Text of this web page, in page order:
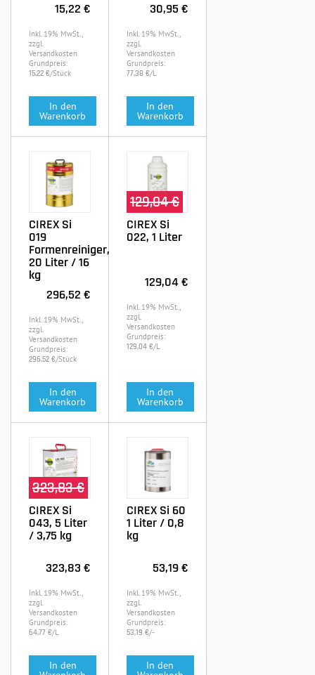
15,22 €
Inkl. 19% MwSt.,
zzgl.
Versandkosten
Grundpreis:
15,22 €/Stück
In den
Warenkorb
30,95 €
Inkl. 19% MwSt.,
zzgl.
Versandkosten
Grundpreis:
77,38 €/L
In den
Warenkorb
CIREX Si
019
Formenreiniger,
20 Liter / 16
kg
296,52 €
Inkl. 19% MwSt.,
zzgl.
Versandkosten
Grundpreis:
296,52 €/Stück
In den
Warenkorb
129,04 €
CIREX Si
022, 1 Liter
129,04 €
Inkl. 19% MwSt.,
zzgl.
Versandkosten
Grundpreis:
129,04 €/L
In den
Warenkorb
323,83 €
CIREX Si
043, 5 Liter
/ 3,75 kg
323,83 €
Inkl. 19% MwSt.,
zzgl.
Versandkosten
Grundpreis:
64,77 €/L
In den
CIREX Si 60
1 Liter / 0,8
kg
53,19 €
Inkl. 19% MwSt.,
zzgl.
Versandkosten
Grundpreis:
53,19 €/-
In den